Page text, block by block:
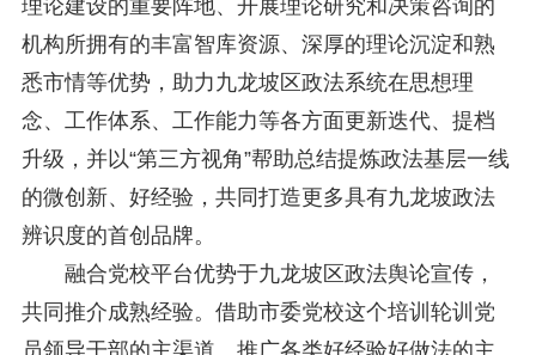
理论建设的重要阵地、开展理论研究和决策咨询的
机构所拥有的丰富智库资源、深厚的理论沉淀和熟
悉市情等优势，助力九龙坡区政法系统在思想理
念、工作体系、工作能力等各方面更新迭代、提档
升级，并以“第三方视角”帮助总结提炼政法基层一线
的微创新、好经验，共同打造更多具有九龙坡政法
辨识度的首创品牌。
融合党校平台优势于九龙坡区政法舆论宣传，
共同推介成熟经验。借助市委党校这个培训轮训党
员领导干部的主渠道、推广各类好经验好做法的主